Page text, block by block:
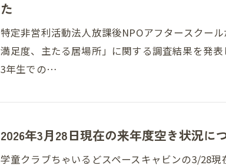
た
特定非営利活動法人放課後NPOアフタースクー
満足度、主たる居場所」に関する調査結果を発
3年生での…
2026年3月28日現在の来年度空き状況に
学童クラブちゃいるどスペースキャビンの3/28